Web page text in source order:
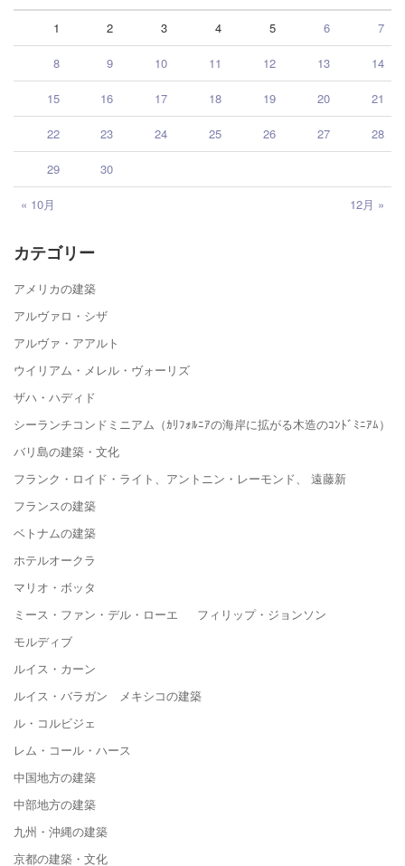
« 10月 12月 »
1 2 3 4 5 6 7
8 9 10 11 12 13 14
15 16 17 18 19 20 21
22 23 24 25 26 27 28
29 30
カテゴリー
アメリカの建築
アルヴァロ・シザ
アルヴァ・アアルト
ウイリアム・メレル・ヴォーリズ
ザハ・ハディド
シーランチコンドミニアム（ｶﾘﾌｫﾙﾆｱの海岸に拡がる木造のｺﾝﾄﾞﾐﾆｱﾑ）
バリ島の建築・文化
フランク・ロイド・ライト、アントニン・レーモンド、 遠藤新
フランスの建築
ベトナムの建築
ホテルオークラ
マリオ・ボッタ
ミース・ファン・デル・ローエ フィリップ・ジョンソン
モルディブ
ルイス・カーン
ルイス・バラガン メキシコの建築
ル・コルビジェ
レム・コール・ハース
中国地方の建築
中部地方の建築
九州・沖縄の建築
京都の建築・文化